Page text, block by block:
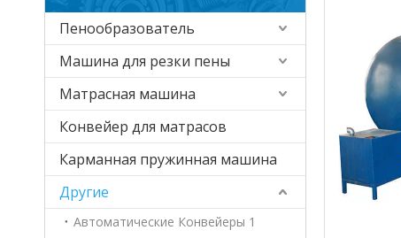
Пенообразователь
Машина для резки пены
Матрасная машина
Конвейер для матрасов
Карманная пружинная машина
Другие
Автоматические Конвейеры 1